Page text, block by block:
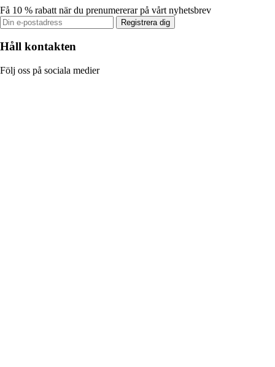
Få 10 % rabatt när du prenumererar på vårt nyhetsbrev
Registrera dig
Håll kontakten
Följ oss på sociala medier